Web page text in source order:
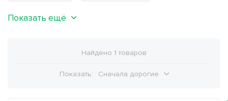
Показать ещё
Найдено 1 товаров
Показать: Сначала дорогие